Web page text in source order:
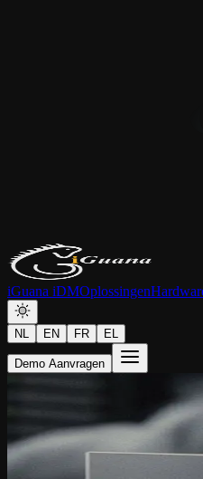
iGuana iDMOplossingen
NL EN FR EL
Demo Aanvragen
iGuana iDM v7.2:
15 maart 2026